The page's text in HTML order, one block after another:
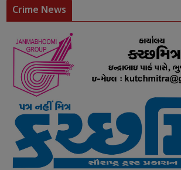
Crime News